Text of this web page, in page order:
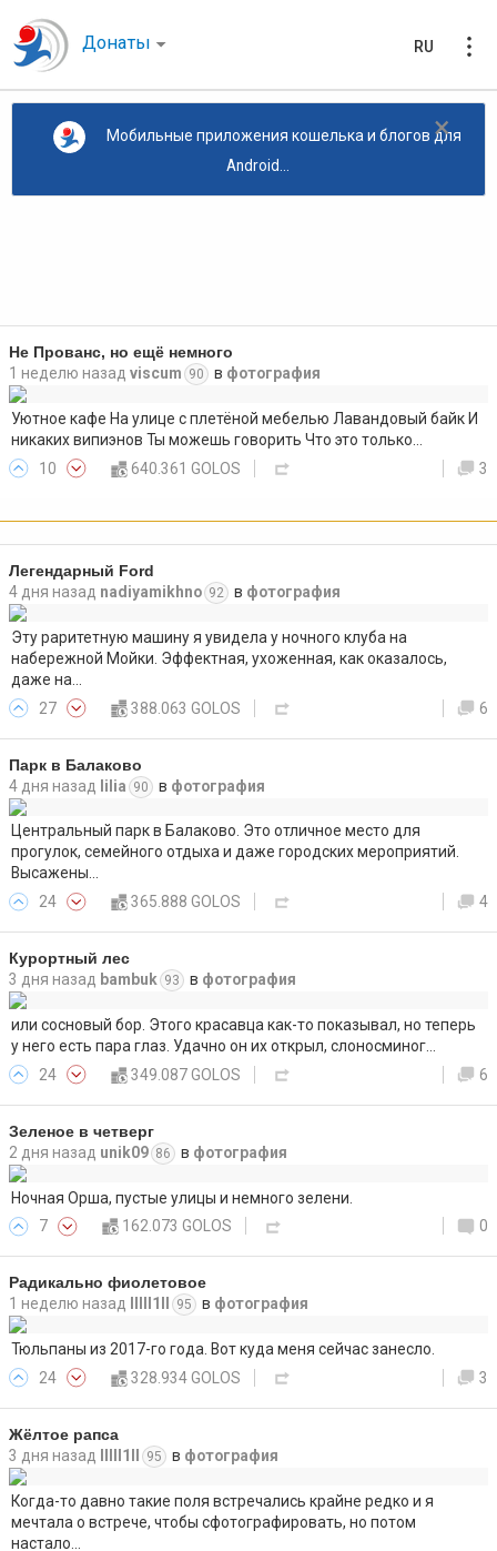
Донаты RU
×
Мобильные приложения кошелька и блогов для
Android...
Не Прованс, но ещё немного
1 неделю назад viscum 90 в фотография
Уютное кафе На улице с плетёной мебелью Лавандовый байк И
никаких випиэнов Ты можешь говорить Что это только…
10
640.361 GOLOS 3
Легендарный Ford
4 дня назад nadiyamikhno 92 в фотография
Эту раритетную машину я увидела у ночного клуба на
набережной Мойки. Эффектная, ухоженная, как оказалось,
даже на…
27
388.063 GOLOS 6
Парк в Балаково
4 дня назад lilia 90 в фотография
Центральный парк в Балаково. Это отличное место для
прогулок, семейного отдыха и даже городских мероприятий.
Высажены…
24
365.888 GOLOS 4
Курортный лес
3 дня назад bambuk 93 в фотография
или сосновый бор. Этого красавца как-то показывал, но теперь
у него есть пара глаз. Удачно он их открыл, слоносминог…
24
349.087 GOLOS 6
Зеленое в четверг
2 дня назад unik09 86 в фотография
Ночная Орша, пустые улицы и немного зелени.
7
162.073 GOLOS 0
Радикально фиолетовое
1 неделю назад lllll1ll 95 в фотография
Тюльпаны из 2017-го года. Вот куда меня сейчас занесло.
24
328.934 GOLOS 3
Жёлтое рапса
3 дня назад lllll1ll 95 в фотография
Когда-то давно такие поля встречались крайне редко и я
мечтала о встрече, чтобы сфотографировать, но потом
настало…